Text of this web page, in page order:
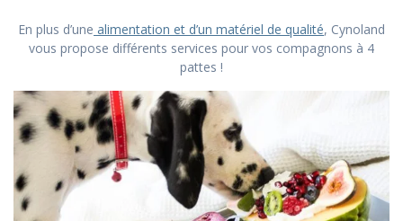
En plus d’une alimentation et d’un matériel de qualité, Cynoland
vous propose différents services pour vos compagnons à 4
pattes !